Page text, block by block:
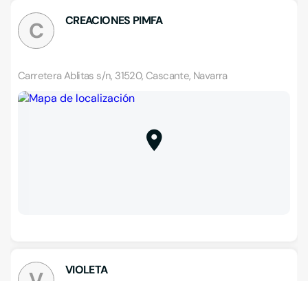
C CREACIONES PIMFA
Carretera Ablitas s/n, 31520, Cascante, Navarra
VIOLETA